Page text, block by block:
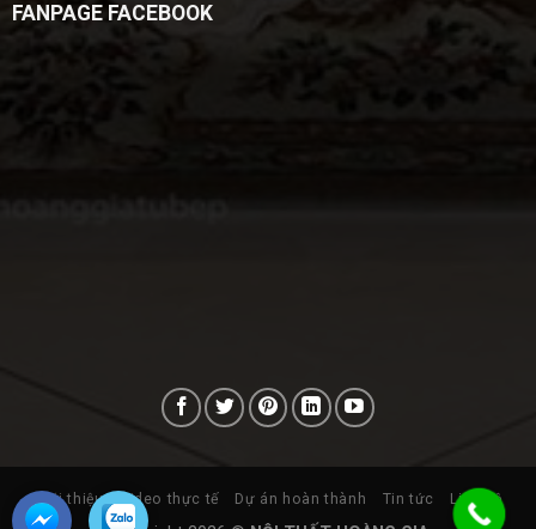
FANPAGE FACEBOOK
Giới thiệu Video thực tế Dự án hoàn thành Tin tức Liên hệ